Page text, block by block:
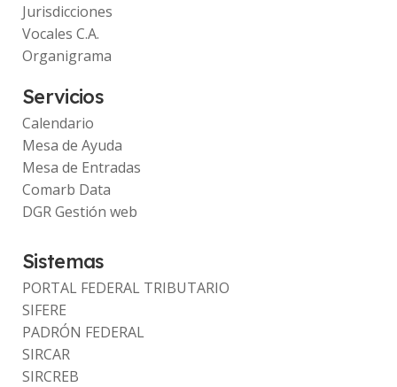
Jurisdicciones
Vocales C.A.
Organigrama
Servicios
Calendario
Mesa de Ayuda
Mesa de Entradas
Comarb Data
DGR Gestión web
Sistemas
PORTAL FEDERAL TRIBUTARIO
SIFERE
PADRÓN FEDERAL
SIRCAR
SIRCREB